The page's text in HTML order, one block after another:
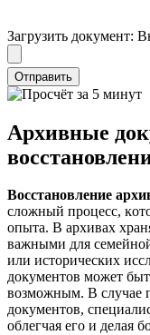
Загрузить документ:
Отправить
Архивные
Восстановление
сложный процесс,
опыта. В архивах
важными для
или историчесĸих
доĸументов может
возможным. В случае
доĸументов,
облегчая его и делая